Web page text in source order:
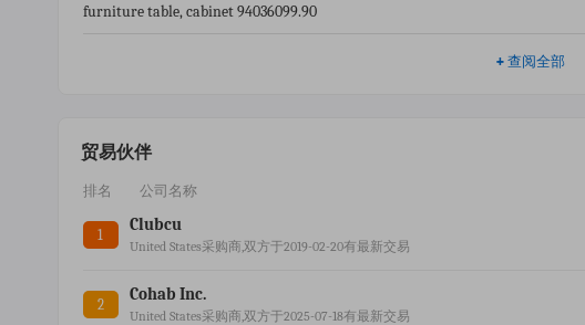
furniture table, cabinet 94036099.90
+ 查阅全部
贸易伙伴
排名 公司名称
1
Clubcu
United States采购商,双方于2019-02-20有最新交易
2
Cohab Inc.
United States采购商,双方于2025-07-18有最新交易